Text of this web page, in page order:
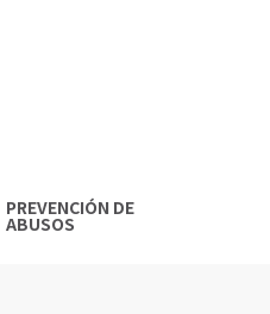
PREVENCIÓN DE
ABUSOS